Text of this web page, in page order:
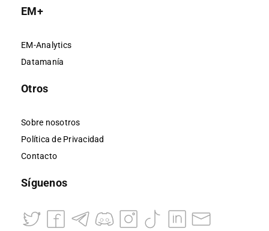
EM+
EM-Analytics
Datamanía
Otros
Sobre nosotros
Política de Privacidad
Contacto
Síguenos